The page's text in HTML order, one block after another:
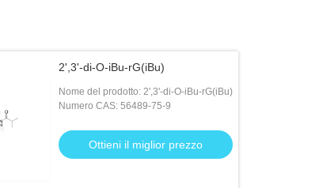
2',3'-di-O-iBu-rG(iBu)
Nome del prodotto: 2',3'-di-O-iBu-rG(iBu)
Numero CAS: 56489-75-9
Ottieni il miglior prezzo